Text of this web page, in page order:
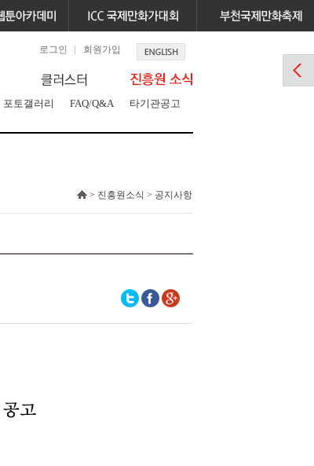
로그인 회원가입
포토갤러리 FAQ/Q&A 타기관공고
> 진흥원소식 > 공지사항